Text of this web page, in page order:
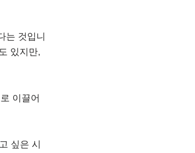
는 것입니
있지만,
이끌어
싶은 시